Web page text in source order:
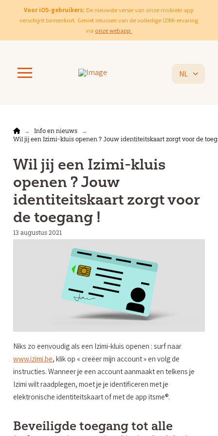
Voor iOS-gebruikers: De nieuwste versie van onze mobiele app
verschijnt binnenkort. Geniet intussen van de volledige IZIMI-ervaring
via onze webapp.
NL
Home
→ Info en nieuws
→
Wil jij een Izimi-kluis openen ? Jouw identiteitskaart zorgt voor de
Wil jij een Izimi-kluis
openen ? Jouw
identiteitskaart zorgt voor
de toegang !
13 augustus 2021
Niks zo eenvoudig als een Izimi-kluis openen : surf naar
www.izimi.be, klik op « creëer mijn account » en volg de
instructies. Wanneer je een account aanmaakt en telkens je
Izimi wilt raadplegen, moet je je identificeren met je
elektronische identiteitskaart of met de app itsme®.
Beveiligde toegang tot alle